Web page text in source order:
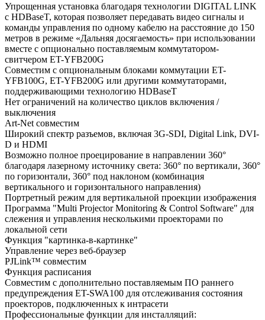
Упрощенная установка благодаря технологии DIGITAL LINK
c HDBaseT, которая позволяет передавать видео сигналы и
команды управления по одному кабелю на расстояние до 150
метров в режиме «Дальняя досягаемость» при использовании
вместе с опционально поставляемым коммутатором-
свитчером ET-YFB200G
Совместим с опциональным блоками коммутации ET-
YFB100G, ET-YFB200G или другими коммутаторами,
поддерживающими технологию HDBaseT
Нет ограничений на количество циклов включения /
выключения
Art-Net совместим
Широкий спектр разъемов, включая 3G-SDI, Digital Link, DVI-
D и HDMI
Возможно полное проецирование в направлении 360°
благодаря лазерному источнику света: 360° по вертикали, 360°
по горизонтали, 360° под наклоном (комбинация
вертикального и горизонтального направления)
Портретный режим для вертикальной проекции изображения
Программа "Multi Projector Monitoring & Control Software" для
слежения и управления несколькими проекторами по
локальной сети
Функция "картинка-в-картинке"
Управление через веб-браузер
PJLink™ совместим
Функция расписания
Совместим с дополнительно поставляемым ПО раннего
предупреждения ET-SWA100 для отслеживания состояния
проекторов, подключенных к интрасети
Профессиональные функции для инсталляций: